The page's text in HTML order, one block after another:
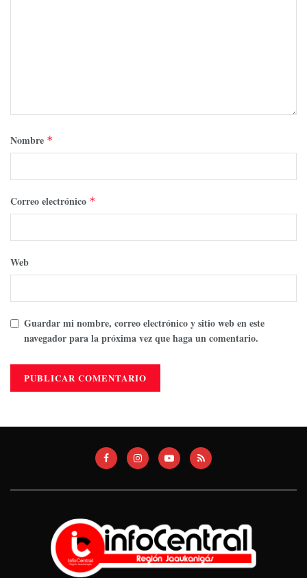
Nombre *
Correo electrónico *
Web
Guardar mi nombre, correo electrónico y sitio web en este
navegador para la próxima vez que haga un comentario.